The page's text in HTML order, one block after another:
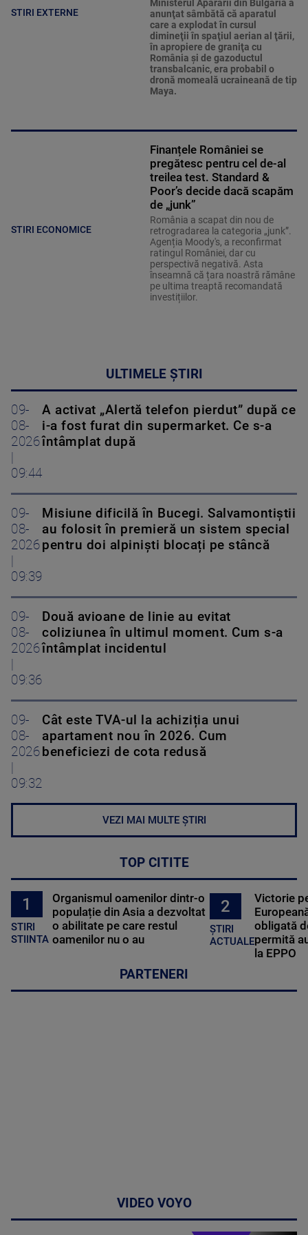
STIRI EXTERNE
Ministerul Apărării din Bulgaria a
anunţat sâmbătă că aparatul
care a explodat în cursul
dimineţii în spaţiul aerian al ţării,
în apropiere de graniţa cu
România şi de gazoductul
transbalcanic, era probabil o
dronă momeală ucraineană de tip
Maya.
STIRI ECONOMICE
Finanțele României se
pregătesc pentru cel de-al
treilea test. Standard &
Poor’s decide dacă scapăm
de „junk”
România a scapat din nou de
retrogradarea la categoria „junk”.
Agenția Moody's, a reconfirmat
ratingul României, dar cu
perspectivă negativă. Asta
înseamnă că țara noastră rămâne
pe ultima treaptă recomandată
investițiilor.
ULTIMELE ȘTIRI
09-
08-
2026
09:44
A activat „Alertă telefon pierdut” după ce
i-a fost furat din supermarket. Ce s-a
întâmplat după
09-
08-
2026
09:39
Misiune dificilă în Bucegi. Salvamontiștii
au folosit în premieră un sistem special
pentru doi alpiniști blocați pe stâncă
09-
08-
2026
09:36
Două avioane de linie au evitat
coliziunea în ultimul moment. Cum s-a
întâmplat incidentul
09-
08-
2026
09:32
Cât este TVA-ul la achiziția unui
apartament nou în 2026. Cum
beneficiezi de cota redusă
VEZI MAI MULTE ȘTIRI
TOP CITITE
1
STIRI
STIINTA
Organismul oamenilor dintr-o
populație din Asia a dezvoltat
o abilitate pe care restul
oamenilor nu o au
2
ȘTIRI
ACTUALE
Victorie
obligată
permită
la EPPO
PARTENERI
VIDEO VOYO